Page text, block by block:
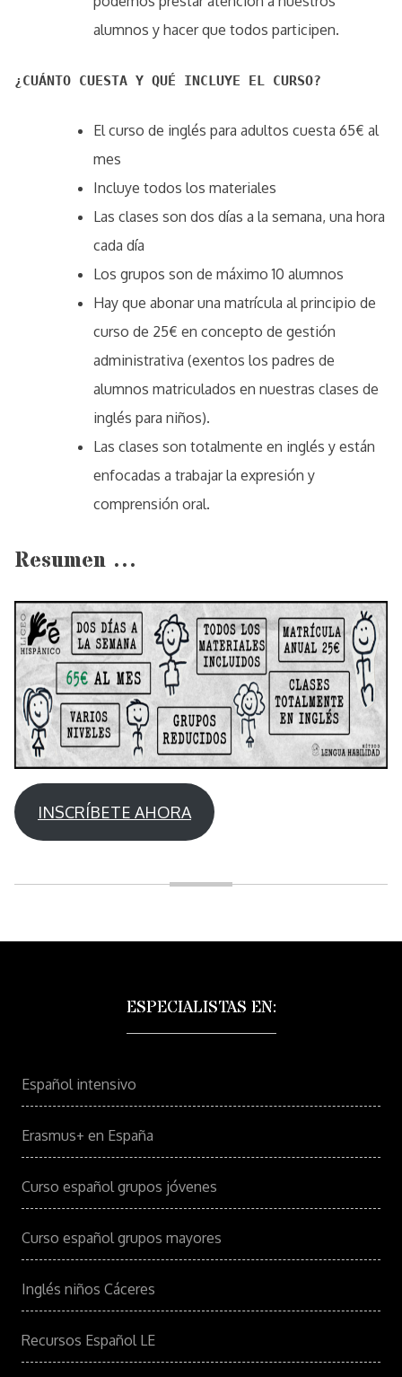
alumnos y hacer que todos participen.
¿CUÁNTO CUESTA Y QUÉ INCLUYE EL CURSO?
El curso de inglés para adultos cuesta 65€ al
mes
Incluye todos los materiales
Las clases son dos días a la semana, una hora
cada día
Los grupos son de máximo 10 alumnos
Hay que abonar una matrícula al principio de
curso de 25€ en concepto de gestión
administrativa (exentos los padres de
alumnos matriculados en nuestras clases de
inglés para niños).
Las clases son totalmente en inglés y están
enfocadas a trabajar la expresión y
comprensión oral.
Resumen …
INSCRÍBETE AHORA
ESPECIALISTAS EN:
Español intensivo
Erasmus+ en España
Curso español grupos jóvenes
Curso español grupos mayores
Inglés niños Cáceres
Recursos Español LE